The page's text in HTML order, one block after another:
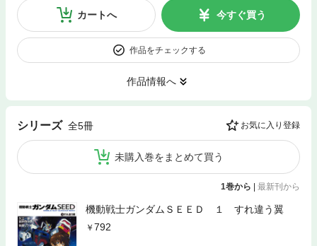
カートへ 今すぐ買う
作品をチェックする
作品情報へ
シリーズ 全5冊 お気に入り登録
未購入巻をまとめて買う
1巻から | 最新刊から
機動戦士ガンダムＳＥＥＤ １ すれ違う翼
792